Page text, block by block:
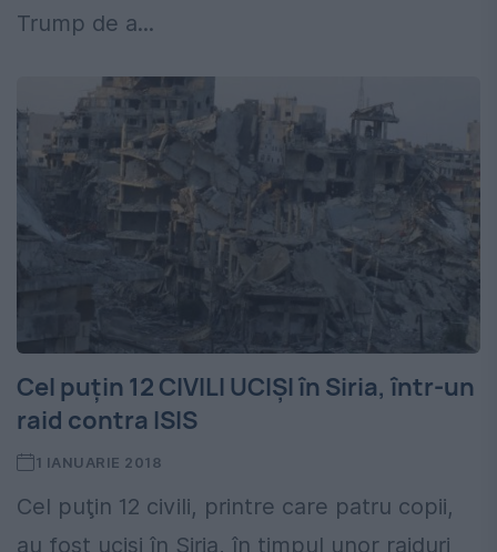
Trump de a...
Cel puțin 12 CIVILI UCIȘI în Siria, într-un
raid contra ISIS
1 IANUARIE 2018
Cel puţin 12 civili, printre care patru copii,
au fost ucişi în Siria, în timpul unor raiduri